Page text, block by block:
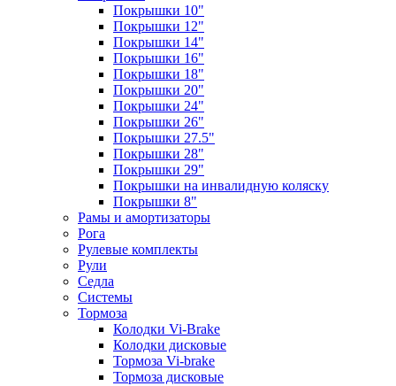
Покрышки 10"
Покрышки 12"
Покрышки 14"
Покрышки 16"
Покрышки 18"
Покрышки 20"
Покрышки 24"
Покрышки 26"
Покрышки 27.5"
Покрышки 28"
Покрышки 29"
Покрышки на инвалидную коляску
Покрышки 8"
Рамы и амортизаторы
Рога
Рулевые комплекты
Рули
Седла
Системы
Тормоза
Колодки Vi-Brake
Колодки дисковые
Тормоза Vi-brake
Тормоза дисковые